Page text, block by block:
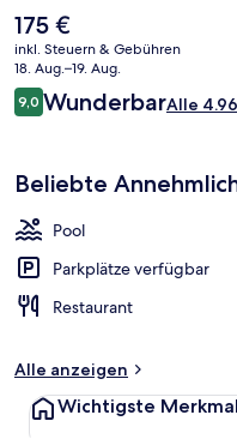
Fitnessmöglichkeiten.
bequemen Betten sehr gut.
Der
aktuelle
Preis
beträgt
175 €.
175 €
inkl. Steuern & Gebühren
18. Aug.–19. Aug.
Bewertungen
9,09,0 von 10.
WunderbarAlle
Beliebte
Pool
Parkplätze verfügbar
Restaurant
Alle anzeigen
Wichtigste